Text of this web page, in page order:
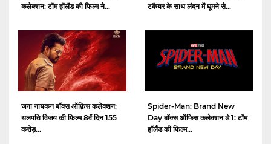
कलेक्शन: टॉम हॉलैंड की फिल्म ने...
टकैयर के साथ लंदन में घूमने से...
जना नायकन बॉक्स ऑफ़िस कलेक्शन:
थलपति विजय की फ़िल्म 8वें दिन 155
करोड़...
Spider-Man: Brand New
Day बॉक्स ऑफिस कलेक्शन डे 1: टॉम
हॉलैंड की फिल्म...